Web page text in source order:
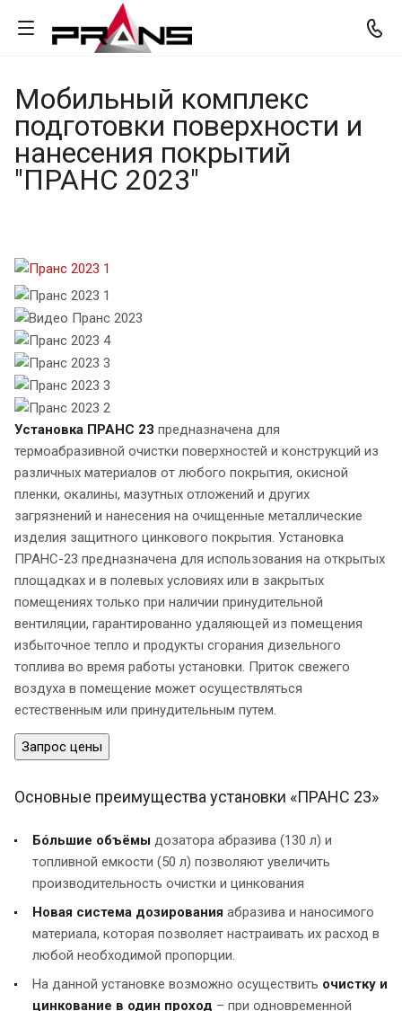
Мобильный комплекс
подготовки поверхности и
нанесения покрытий
"ПРАНС 2023"
Установка ПРАНС 23 предназначена для
термоабразивной очистки поверхностей и конструкций из
различных материалов от любого покрытия, окисной
пленки, окалины, мазутных отложений и других
загрязнений и нанесения на очищенные металлические
изделия защитного цинкового покрытия. Установка
ПРАНС-23 предназначена для использования на открытых
площадках и в полевых условиях или в закрытых
помещениях только при наличии принудительной
вентиляции, гарантированно удаляющей из помещения
избыточное тепло и продукты сгорания дизельного
топлива во время работы установки. Приток свежего
воздуха в помещение может осуществляться
естественным или принудительным путем.
Запрос цены
Основные преимущества установки «ПРАНС 23»
Бóльшие объёмы дозатора абразива (130 л) и
топливной емкости (50 л) позволяют увеличить
производительность очистки и цинкования
Новая система дозирования абразива и наносимого
материала, которая позволяет настраивать их расход в
любой необходимой пропорции.
На данной установке возможно осуществить очистку и
цинкование в один проход – при одновременной